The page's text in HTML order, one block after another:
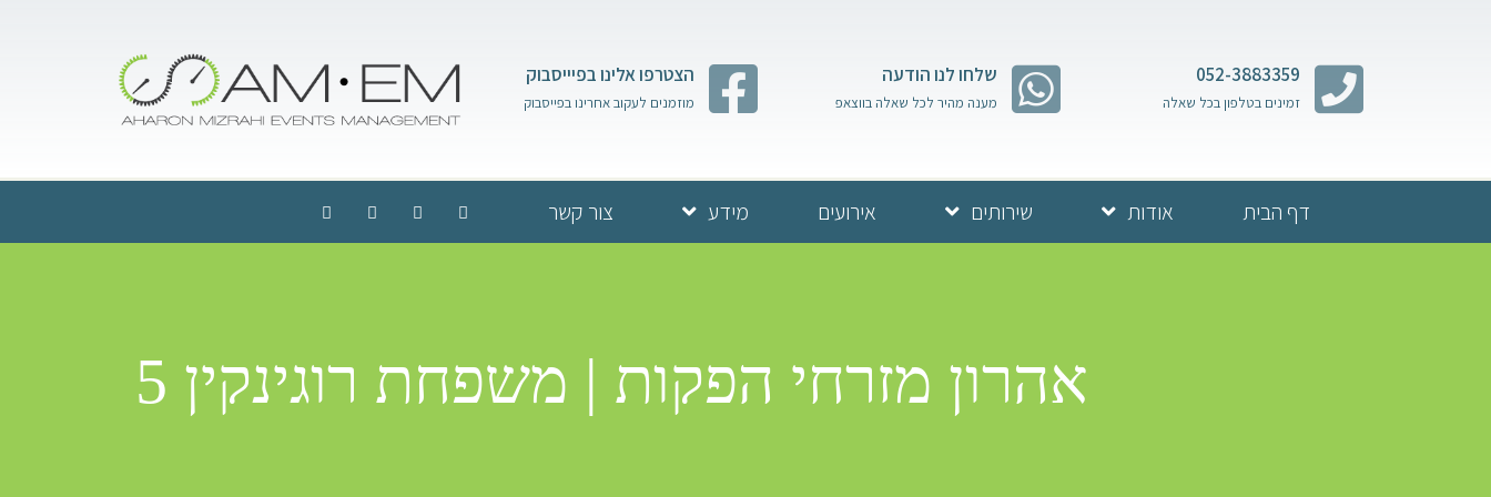
052-3883359
זמינים בטלפון בכל שאלה
שלחו לנו הודעה
מענה מהיר לכל שאלה בווצאפ
הצטרפו אלינו בפיייסבוק
מוזמנים לעקוב אחרינו בפייסבוק
דף הבית אודות שירותים אירועים מידע צור קשר
אהרון מזרחי הפקות | משפחת רוגינקין 5